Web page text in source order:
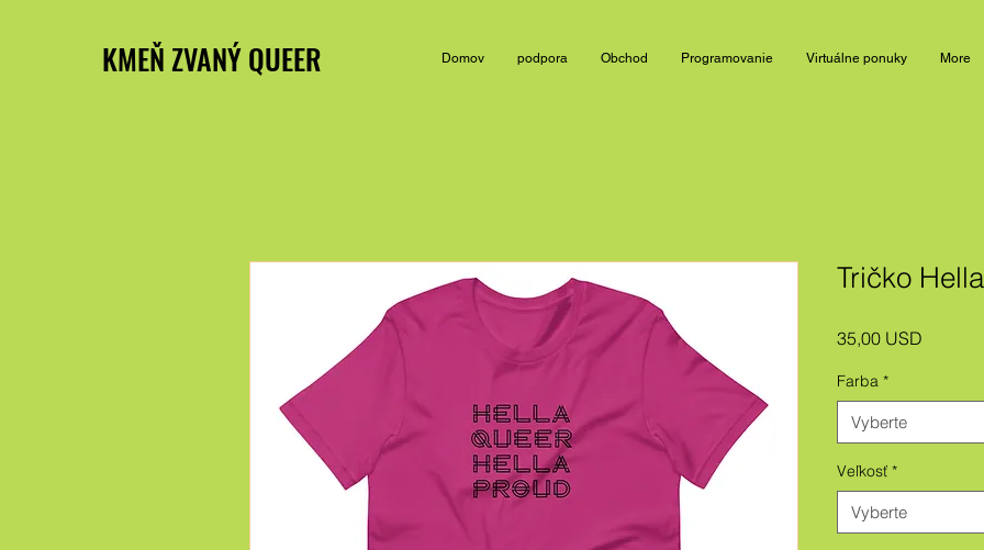
KMEŇ ZVANÝ QUEER Domov podpora Obchod Programovanie Virtuálne ponuky More
Tričko
35,00 USD
Farba *
Vyberte
Veľkosť *
Vyberte